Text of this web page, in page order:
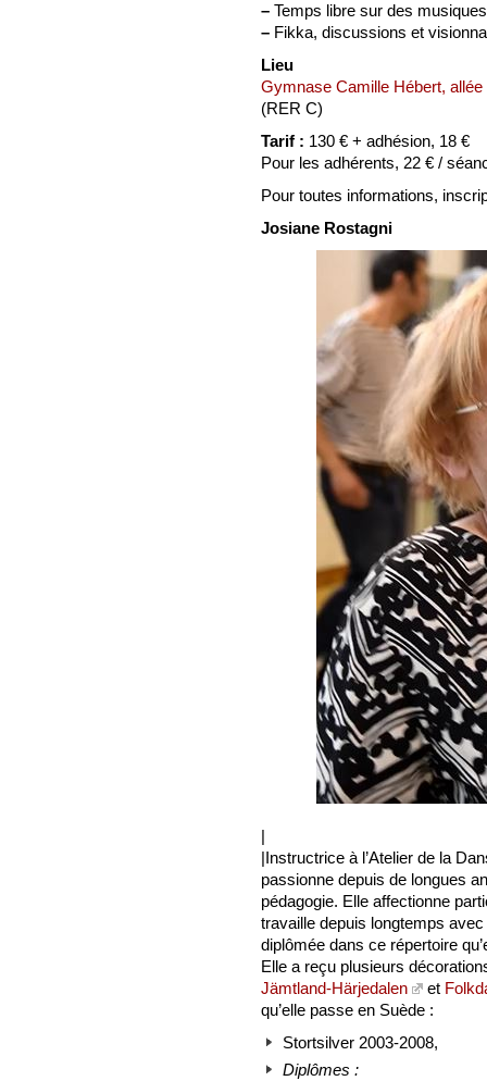
– Temps libre sur des
– Fikka, discussions et
Lieu
Gymnase Camille Hébert,
(RER C)
Tarif : 130 € + adhésion, 18 €
Pour les adhérents, 22 € /
Pour toutes informations,
Josiane Rostagni
|
|Instructrice à l’Atelier de la
passionne depuis de longues
pédagogie. Elle affectionne
travaille depuis longtemps
diplômée dans ce répertoire
Elle a reçu plusieurs
Jämtland-Härjedalen
et
qu’elle passe en Suède :
Stortsilver 2003-2008,
Diplômes :